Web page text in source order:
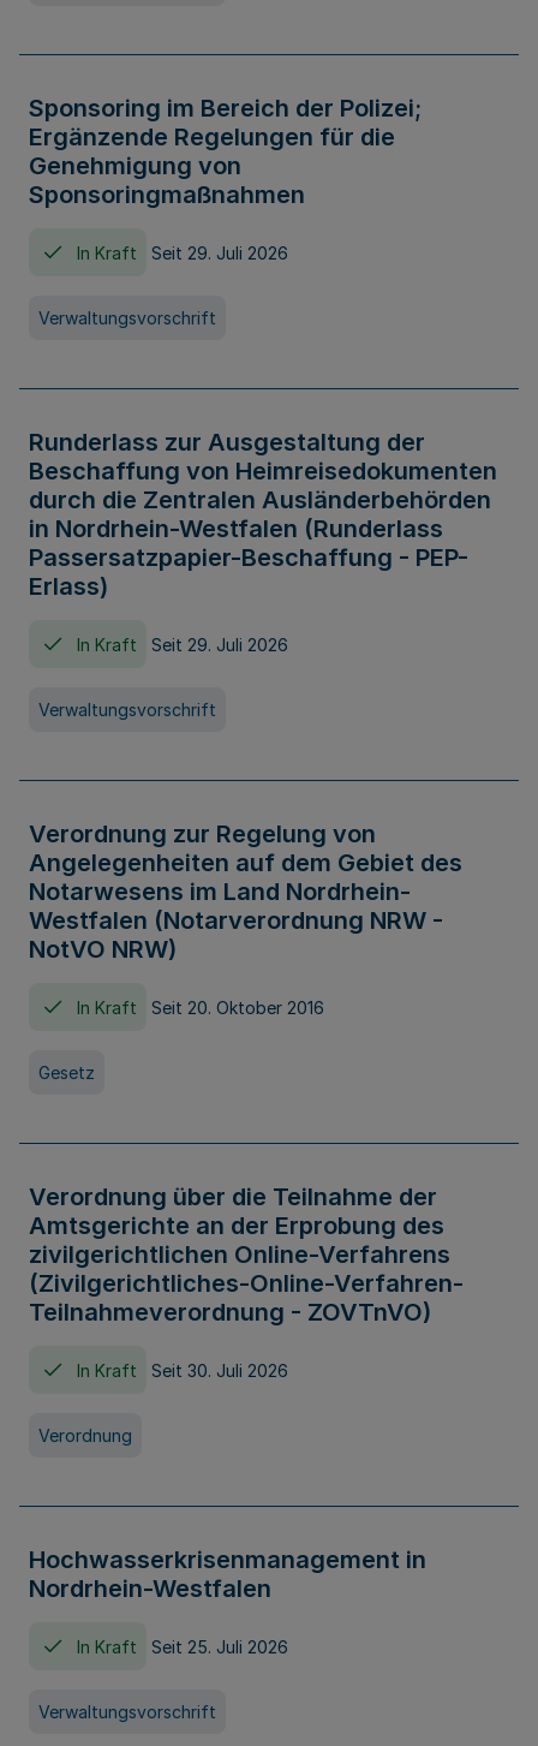
Sponsoring im Bereich der Polizei;
Ergänzende Regelungen für die
Genehmigung von
Sponsoringmaßnahmen
In Kraft Seit 29. Juli 2026
Verwaltungsvorschrift
Runderlass zur Ausgestaltung der
Beschaffung von Heimreisedokumenten
durch die Zentralen Ausländerbehörden
in Nordrhein-Westfalen (Runderlass
Passersatzpapier-Beschaffung - PEP-
Erlass)
In Kraft Seit 29. Juli 2026
Verwaltungsvorschrift
Verordnung zur Regelung von
Angelegenheiten auf dem Gebiet des
Notarwesens im Land Nordrhein-
Westfalen (Notarverordnung NRW -
NotVO NRW)
In Kraft Seit 20. Oktober 2016
Gesetz
Verordnung über die Teilnahme der
Amtsgerichte an der Erprobung des
zivilgerichtlichen Online-Verfahrens
(Zivilgerichtliches-Online-Verfahren-
Teilnahmeverordnung - ZOVTnVO)
In Kraft Seit 30. Juli 2026
Verordnung
Hochwasserkrisenmanagement in
Nordrhein-Westfalen
In Kraft Seit 25. Juli 2026
Verwaltungsvorschrift